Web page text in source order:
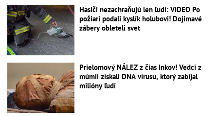
Hasiči nezachraňujú len ľudí: VIDEO Po
požiari podali kyslík holubovi! Dojímavé
zábery obleteli svet
Prielomový NÁLEZ z čias Inkov! Vedci z
múmií získali DNA vírusu, ktorý zabíjal
milióny ľudí